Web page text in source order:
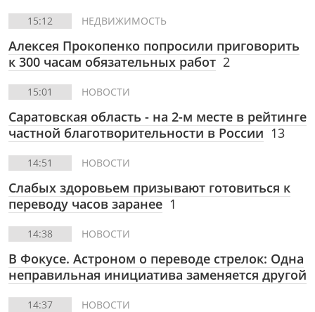
15:12 НЕДВИЖИМОСТЬ
Алексея Прокопенко попросили приговорить
к 300 часам обязательных работ 2
15:01 НОВОСТИ
Саратовская область - на 2-м месте в рейтинге
частной благотворительности в России 13
14:51 НОВОСТИ
Слабых здоровьем призывают готовиться к
переводу часов заранее 1
14:38 НОВОСТИ
В Фокусе. Астроном о переводе стрелок: Одна
неправильная инициатива заменяется другой
14:37 НОВОСТИ